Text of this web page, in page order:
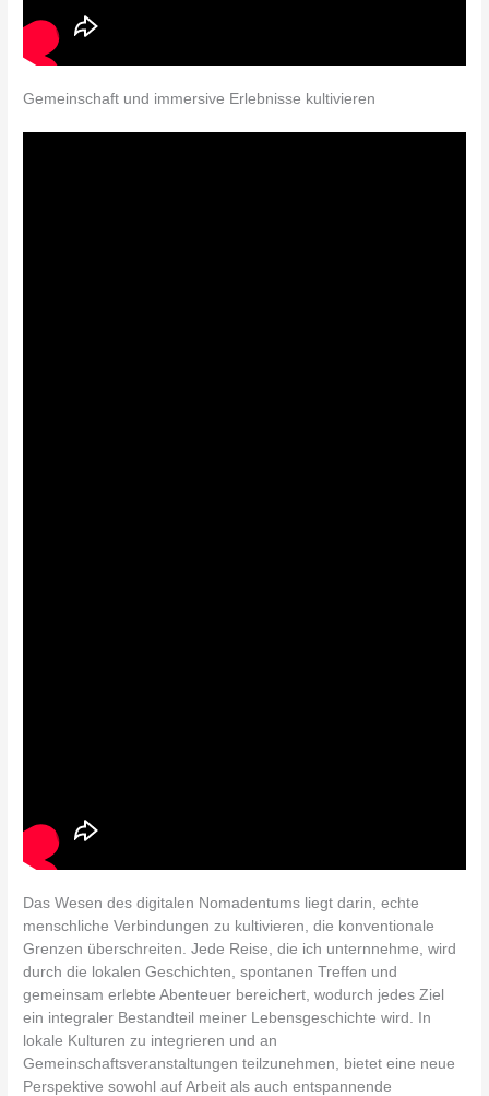
Gemeinschaft und immersive Erlebnisse kultivieren
Das Wesen des digitalen Nomadentums liegt darin, echte
menschliche Verbindungen zu kultivieren, die konventionale
Grenzen überschreiten. Jede Reise, die ich unternnehme, wird
durch die lokalen Geschichten, spontanen Treffen und
gemeinsam erlebte Abenteuer bereichert, wodurch jedes Ziel
ein integraler Bestandteil meiner Lebensgeschichte wird. In
lokale Kulturen zu integrieren und an
Gemeinschaftsveranstaltungen teilzunehmen, bietet eine neue
Perspektive sowohl auf Arbeit als auch entspannende